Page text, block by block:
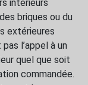
intérieurs
briques ou du
extérieures
l’appel à un
quel que soit
commandée.